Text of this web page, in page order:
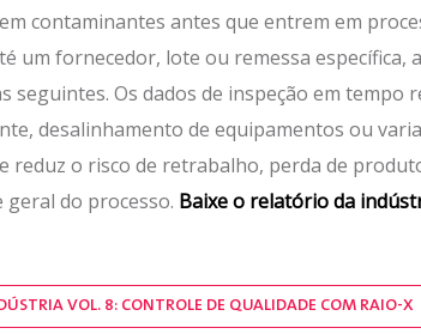
contaminantes antes que entrem em
um fornecedor, lote ou remessa
seguintes. Os dados de inspeção em
desalinhamento de equipamentos ou
reduz o risco de retrabalho, perda de
do processo. Baixe o relatório da
VOL. 8: CONTROLE DE QUALIDADE COM RAIO-X